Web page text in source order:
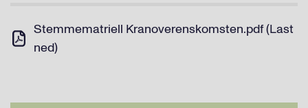
Stemmematriell Kranoverenskomsten.pdf (Last
ned)